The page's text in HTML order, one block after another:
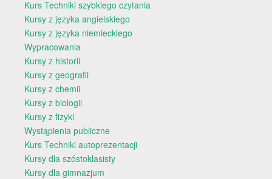
Kurs Techniki szybkiego czytania
Kursy z języka angielskiego
Kursy z języka niemieckiego
Wypracowania
Kursy z historii
Kursy z geografii
Kursy z chemii
Kursy z biologii
Kursy z fizyki
Wystąpienia publiczne
Kurs Techniki autoprezentacji
Kursy dla szóstoklasisty
Kursy dla gimnazjum